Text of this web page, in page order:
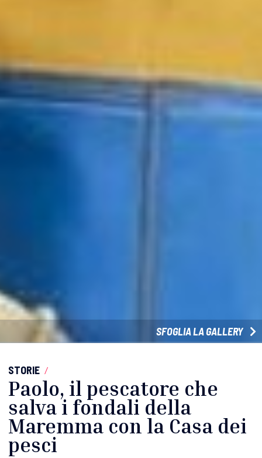
SFOGLIA LA GALLERY
STORIE /
Paolo, il pescatore che
salva i fondali della
Maremma con la Casa dei
pesci